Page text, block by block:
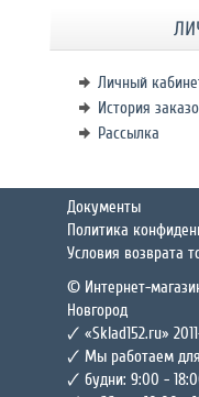
Личный
История
Рассылка
Документы
Политика
Условия возврата
© Интернет-
Новгород
🗸 «Sklad152.ru»
🗸 Мы работаем
🗸 будни: 9:00 -